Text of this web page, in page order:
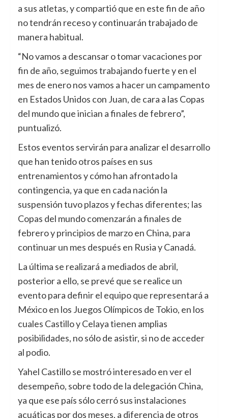
a sus atletas, y compartió que en este fin de año
no tendrán receso y continuarán trabajado de
manera habitual.
“No vamos a descansar o tomar vacaciones por
fin de año, seguimos trabajando fuerte y en el
mes de enero nos vamos a hacer un campamento
en Estados Unidos con Juan, de cara a las Copas
del mundo que inician a finales de febrero”,
puntualizó.
Estos eventos servirán para analizar el desarrollo
que han tenido otros países en sus
entrenamientos y cómo han afrontado la
contingencia, ya que en cada nación la
suspensión tuvo plazos y fechas diferentes; las
Copas del mundo comenzarán a finales de
febrero y principios de marzo en China, para
continuar un mes después en Rusia y Canadá.
La última se realizará a mediados de abril,
posterior a ello, se prevé que se realice un
evento para definir el equipo que representará a
México en los Juegos Olímpicos de Tokio, en los
cuales Castillo y Celaya tienen amplias
posibilidades, no sólo de asistir, si no de acceder
al podio.
Yahel Castillo se mostró interesado en ver el
desempeño, sobre todo de la delegación China,
ya que ese país sólo cerró sus instalaciones
acuáticas por dos meses, a diferencia de otros